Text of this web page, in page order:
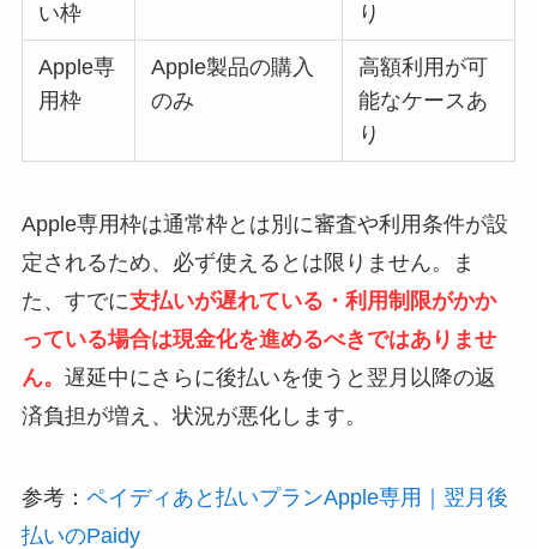
い枠
り
Apple専
用枠
Apple製品の購入
のみ
高額利用が可
能なケースあ
り
Apple専用枠は通常枠とは別に審査や利用条件が設
定されるため、必ず使えるとは限りません。ま
た、すでに支払いが遅れている・利用制限がかか
っている場合は現金化を進めるべきではありませ
ん。 遅延中にさらに後払いを使うと翌月以降の返
済負担が増え、状況が悪化します。
参考： ペイディあと払いプランApple専用｜翌月後
払いのPaidy